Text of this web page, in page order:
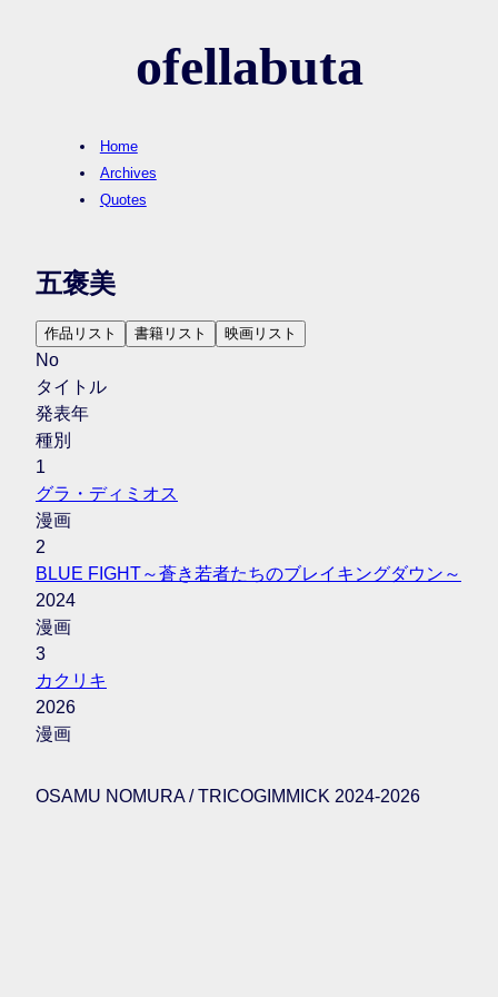
ofellabuta
Home
Archives
Quotes
五褒美
作品リスト 書籍リスト 映画リスト
No
タイトル
発表年
種別
1
グラ・ディミオス
漫画
2
BLUE FIGHT～蒼き若者たちのブレイキングダウン～
2024
漫画
3
カクリキ
2026
漫画
OSAMU NOMURA / TRICOGIMMICK 2024-2026